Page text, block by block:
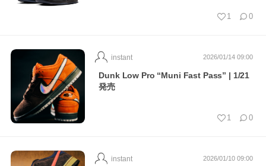
1 0
2026/01/14 09:00
instant
Dunk Low Pro “Muni Fast Pass” | 1/21
発売
1 0
2026/01/10 09:00
instant